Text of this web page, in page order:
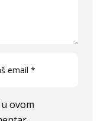
ovom